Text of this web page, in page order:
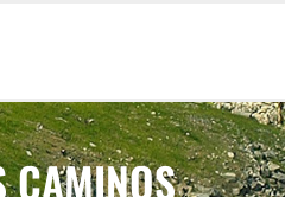
CAMINOS